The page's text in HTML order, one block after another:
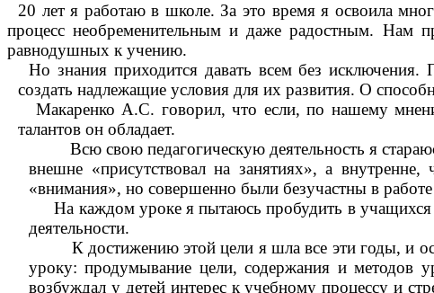
20 лет я работаю в школе. За это время я освоила
процесс необременительным и даже радостным. Нам
равнодушных к учению.
Но знания приходится давать всем без
создать надлежащие условия для их развития. О
Макаренко А.С. говорил, что если, по нашему
талантов он обладает.
Всю свою педагогическую деятельность я
внешне «присутствовал на занятиях», а
«внимания», но совершенно были безучастны в
На каждом уроке я пытаюсь пробудить в учащихся
деятельности.
К достижению этой цели я шла все эти годы, и
уроку: продумывание цели, содержания и методов
возбуждал у детей интерес к учебному процессу и